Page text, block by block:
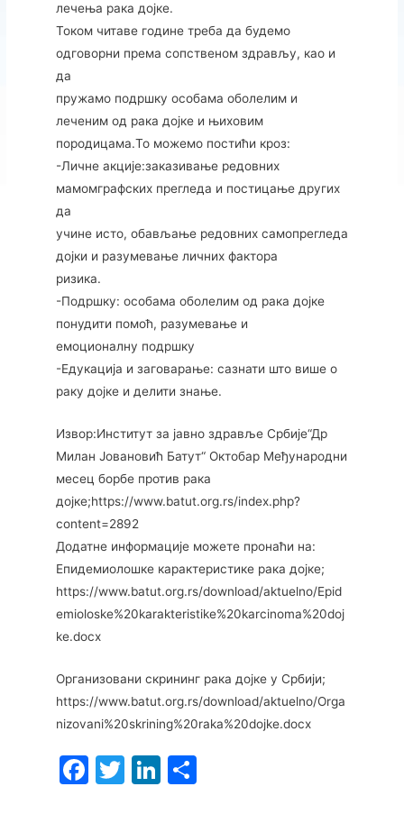
лечења рака дојке.
Током читаве године треба да будемо
одговорни према сопственом здрављу, као и
да
пружамо подршку особама оболелим и
леченим од рака дојке и њиховим
породицама.То можемо постићи кроз:
-Личне акције:заказивање редовних
мамомграфских прегледа и постицање других
да
учине исто, обављање редовних самопрегледа
дојки и разумевање личних фактора
ризика.
-Подршку: особама оболелим од рака дојке
понудити помоћ, разумевање и
емоционалну подршку
-Едукација и заговарање: сазнати што више о
раку дојке и делити знање.
Извор:Институт за јавно здравље Србије“Др
Милан Јовановић Батут“ Октобар Међународни
месец борбе против рака
дојке;https://www.batut.org.rs/index.php?
content=2892
Додатне информације можете пронаћи на:
Епидемиолошке карактеристике рака дојке;
https://www.batut.org.rs/download/aktuelno/Epid
emioloske%20karakteristike%20karcinoma%20doj
ke.docx
Организовани скрининг рака дојке у Србији;
https://www.batut.org.rs/download/aktuelno/Orga
nizovani%20skrining%20raka%20dojke.docx
F T Li S